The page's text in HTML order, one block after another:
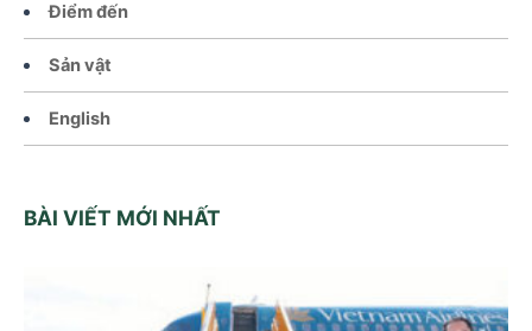
Điểm đến
Sản vật
English
BÀI VIẾT MỚI NHẤT